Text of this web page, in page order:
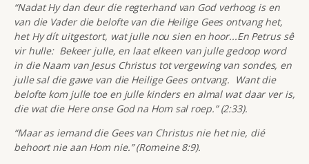
“Nadat Hy dan deur die regterhand van God verhoog is en
van die Vader die belofte van die Heilige Gees ontvang het,
het Hy dít uitgestort, wat julle nou sien en hoor...En Petrus sê
vir hulle: Bekeer julle, en laat elkeen van julle gedoop word
in die Naam van Jesus Christus tot vergewing van sondes, en
julle sal die gawe van die Heilige Gees ontvang. Want die
belofte kom julle toe en julle kinders en almal wat daar ver is,
die wat die Here onse God na Hom sal roep.” (2:33).
“Maar as iemand die Gees van Christus nie het nie, dié
behoort nie aan Hom nie.” (Romeine 8:9).